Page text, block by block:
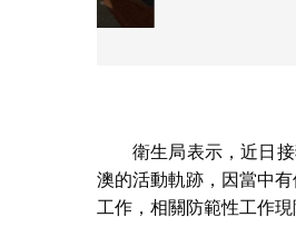
衛生局表示，近日
澳的活動軌跡，因當中
工作，相關防範性工作